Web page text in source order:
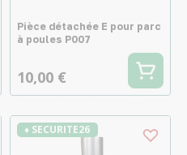
Pièce détachée E pour parc
à poules P007
10,00 €
♦ SECURITE26